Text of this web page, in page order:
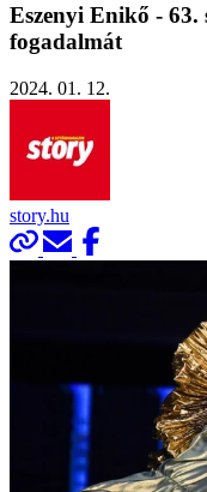
Eszenyi Enikő - 63.
fogadalmát
2024. 01. 12.
story.hu